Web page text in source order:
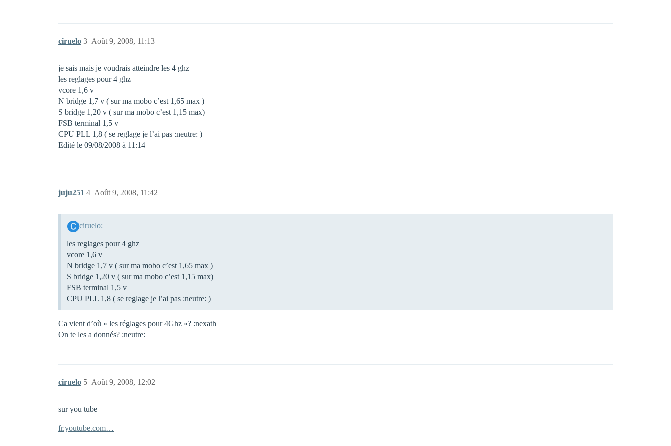
ciruelo Août 9, 2008, 11:13
3
je sais mais je voudrais atteindre les 4 ghz
les reglages pour 4 ghz
vcore 1,6 v
N bridge 1,7 v ( sur ma mobo c’est 1,65 max )
S bridge 1,20 v ( sur ma mobo c’est 1,15 max)
FSB terminal 1,5 v
CPU PLL 1,8 ( se reglage je l’ai pas :neutre: )
Edité le 09/08/2008 à 11:14
juju251 Août 9, 2008, 11:42
4
ciruelo:
les reglages pour 4 ghz
vcore 1,6 v
N bridge 1,7 v ( sur ma mobo c’est 1,65 max )
S bridge 1,20 v ( sur ma mobo c’est 1,15 max)
FSB terminal 1,5 v
CPU PLL 1,8 ( se reglage je l’ai pas :neutre: )
Ca vient d’où « les réglages pour 4Ghz »? :nexath
On te les a donnés? :neutre:
ciruelo Août 9, 2008, 12:02
5
sur you tube
fr.youtube.com…